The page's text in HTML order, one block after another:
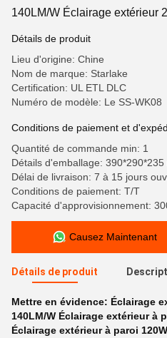
140LM/W Éclairage extérieur
Détails de produit
Lieu d'origine: Chine
Nom de marque: Starlake
Certification: UL ETL DLC
Numéro de modèle: Le SS-WK08
Conditions de paiement et
Quantité de commande min: 1
Détails d'emballage: 390*290*235
Délai de livraison: 7 à 15 jours
Conditions de paiement: T/T
Capacité d'approvisionnement:
Causez Maintenant
Détails de produit
Mettre en évidence: Éclairage
140LM/W Éclairage extérieur à
Éclairage extérieur à paroi 120W